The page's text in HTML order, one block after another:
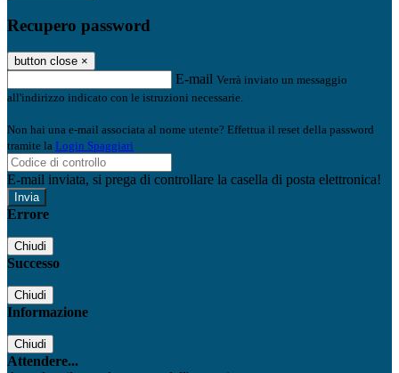
Recupero password
button close ×
E-mail Verrà inviato un messaggio
all'indirizzo indicato con le istruzioni necessarie.
Non hai una e-mail associata al nome utente? Effettua il reset della password
tramite la Login Spaggiari
E-mail inviata, si prega di controllare la casella di posta elettronica!
Errore
Chiudi
Successo
Chiudi
Informazione
Chiudi
Attendere...